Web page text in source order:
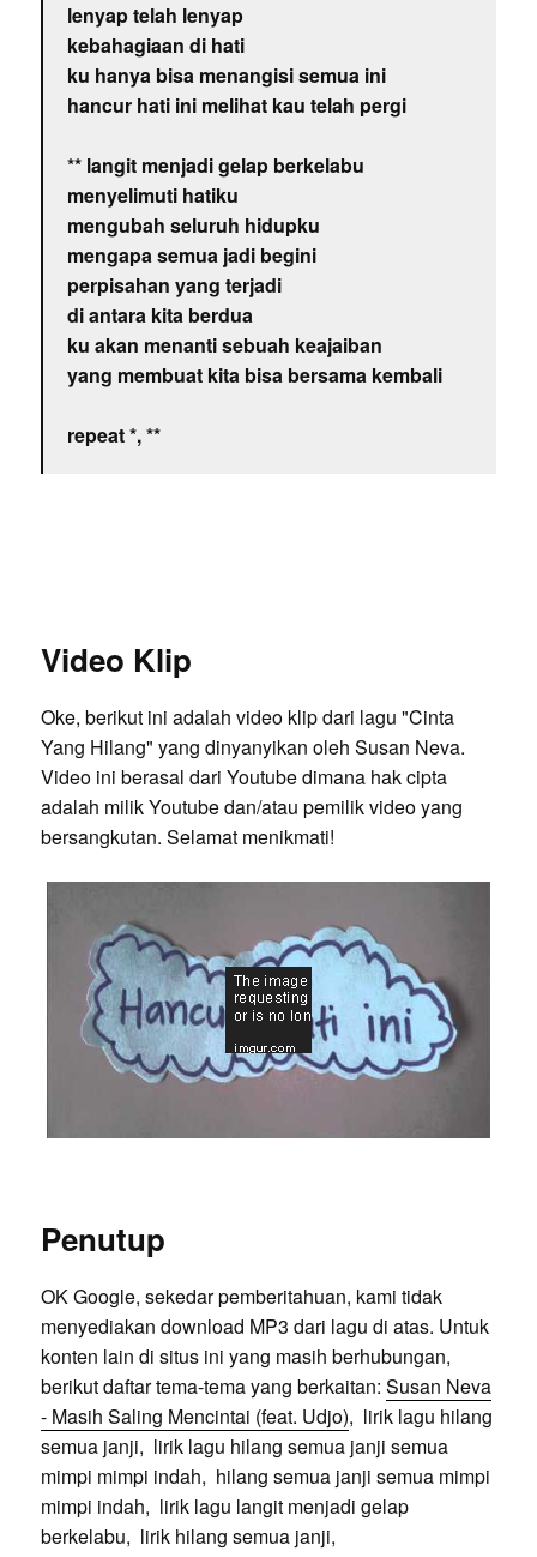
lenyap telah lenyap
kebahagiaan di hati
ku hanya bisa menangisi semua ini
hancur hati ini melihat kau telah pergi
** langit menjadi gelap berkelabu
menyelimuti hatiku
mengubah seluruh hidupku
mengapa semua jadi begini
perpisahan yang terjadi
di antara kita berdua
ku akan menanti sebuah keajaiban
yang membuat kita bisa bersama kembali
repeat *, **
Video Klip
Oke, berikut ini adalah video klip dari lagu "Cinta
Yang Hilang" yang dinyanyikan oleh Susan Neva.
Video ini berasal dari Youtube dimana hak cipta
adalah milik Youtube dan/atau pemilik video yang
bersangkutan. Selamat menikmati!
Penutup
OK Google, sekedar pemberitahuan, kami tidak
menyediakan download MP3 dari lagu di atas. Untuk
konten lain di situs ini yang masih berhubungan,
berikut daftar tema-tema yang berkaitan: Susan Neva
- Masih Saling Mencintai (feat. Udjo), lirik lagu hilang
semua janji, lirik lagu hilang semua janji semua
mimpi mimpi indah, hilang semua janji semua mimpi
mimpi indah, lirik lagu langit menjadi gelap
berkelabu, lirik hilang semua janji,